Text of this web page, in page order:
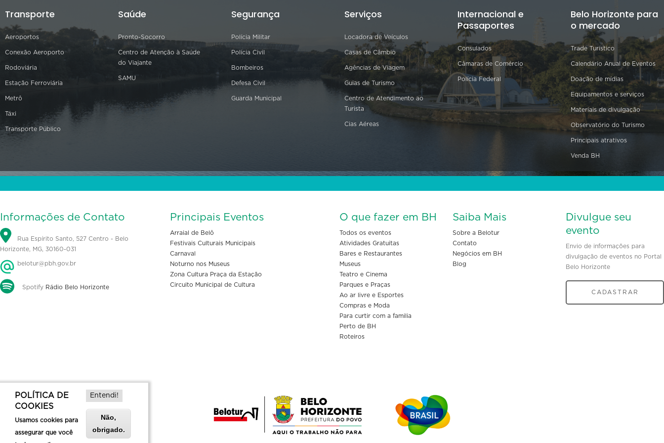
Transporte
Aeroportos
Conexão Aeroporto
Rodoviária
Estação Ferroviária
Metrô
Táxi
Transporte Público
Saúde
Pronto-Socorro
Centro de Atenção à Saúde
do Viajante
SAMU
Segurança
Polícia Militar
Polícia Civil
Bombeiros
Defesa Civil
Guarda Municipal
Serviços
Locadora de Veículos
Casas de Câmbio
Agências de Viagem
Guias de Turismo
Centro de Atendimento ao
Turista
Cias Aéreas
Internacional e
Passaportes
Consulados
Câmaras de Comércio
Polícia Federal
Belo Horizonte para
o mercado
Trade Turístico
Calendário Anual de Eventos
Doação de mídias
Equipamentos e serviços
Materiais de divulgação
Observatório do Turismo
Principais atrativos
Venda BH
Informações de Contato
Rua Espírito Santo, 527 Centro - Belo
Horizonte, MG, 30160-031
belotur@pbh.gov.br
Spotify Rádio Belo Horizonte
Principais Eventos
Arraial de Belô
Festivais Culturais Municipais
Carnaval
Noturno nos Museus
Zona Cultura Praça da Estação
Circuito Municipal de Cultura
O que fazer em BH
Todos os eventos
Atividades Gratuitas
Bares e Restaurantes
Museus
Teatro e Cinema
Parques e Praças
Ao ar livre e Esportes
Compras e Moda
Para curtir com a familia
Perto de BH
Roteiros
Saiba Mais
Sobre a Belotur
Contato
Negócios em BH
Blog
Divulgue seu
evento
Envio de informações para
divulgação de eventos no Portal
Belo Horizonte
CADASTRAR
POLÍTICA DE
COOKIES
Usamos cookies para
assegurar que você
Entendi!
Não,
obrigado.